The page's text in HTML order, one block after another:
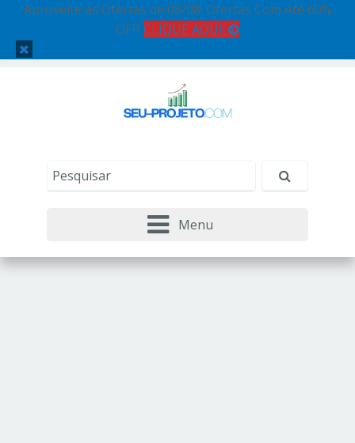
Aproveite as Ofertas de 08/08! Ofertas Com Até 60%
OFF! CLIQUE AQUI!
Menu